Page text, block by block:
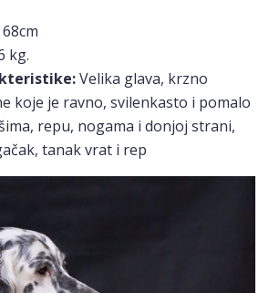
kg.
Velika glava, krzno
koje je ravno, svilenkasto i pomalo
repu, nogama i donjoj strani,
tanak vrat i rep